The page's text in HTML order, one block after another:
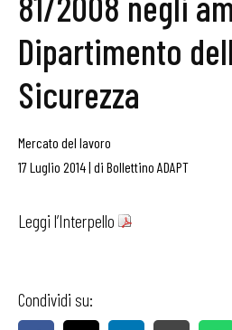
Dipartimento
Sicurezza
Mercato del lavoro
17 Luglio 2014| di Bollettino ADAPT
Leggi l’Interpello
Condividi su: